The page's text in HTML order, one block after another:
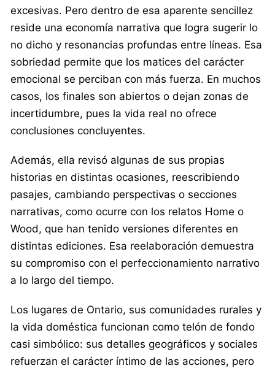
excesivas. Pero dentro de esa aparente sencillez
reside una economía narrativa que logra sugerir lo
no dicho y resonancias profundas entre líneas. Esa
sobriedad permite que los matices del carácter
emocional se perciban con más fuerza. En muchos
casos, los finales son abiertos o dejan zonas de
incertidumbre, pues la vida real no ofrece
conclusiones concluyentes.
Además, ella revisó algunas de sus propias
historias en distintas ocasiones, reescribiendo
pasajes, cambiando perspectivas o secciones
narrativas, como ocurre con los relatos Home o
Wood, que han tenido versiones diferentes en
distintas ediciones. Esa reelaboración demuestra
su compromiso con el perfeccionamiento narrativo
a lo largo del tiempo.
Los lugares de Ontario, sus comunidades rurales y
la vida doméstica funcionan como telón de fondo
casi simbólico: sus detalles geográficos y sociales
refuerzan el carácter íntimo de las acciones, pero